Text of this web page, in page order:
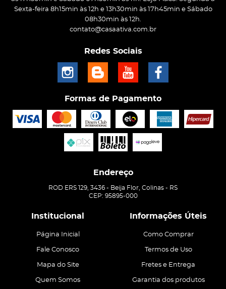
Sexta-feira 8h15min às 12h e 13h30min às 17h45min e Sábado
08h30min às 12h.
contato@casaativa.com.br
Redes Sociais
Formas de Pagamento
Endereço
ROD ERS 129, 3436 - Beija Flor, Colinas - RS
CEP: 95895-000
Institucional
Página Inicial
Fale Conosco
Mapa do Site
Quem Somos
Informações Úteis
Como Comprar
Termos de Uso
Fretes e Entrega
Garantia dos produtos